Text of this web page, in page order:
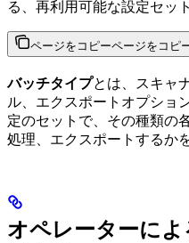
る、再利用可能な設定セット
ページをコピーページをコピ
バッチタイプとは、スキャ
ル、エクスポートオプショ
定のセットで、その種類の
処理、エクスポートするか
オペレーターに